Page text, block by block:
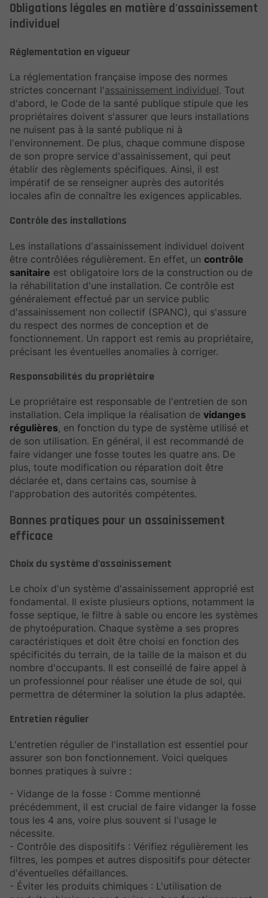
Obligations légales en matière d'assainissement
individuel
Réglementation en vigueur
La réglementation française impose des normes
strictes concernant l'assainissement individuel. Tout
d'abord, le Code de la santé publique stipule que les
propriétaires doivent s'assurer que leurs installations
ne nuisent pas à la santé publique ni à
l'environnement. De plus, chaque commune dispose
de son propre service d'assainissement, qui peut
établir des règlements spécifiques. Ainsi, il est
impératif de se renseigner auprès des autorités
locales afin de connaître les exigences applicables.
Contrôle des installations
Les installations d'assainissement individuel doivent
être contrôlées régulièrement. En effet, un contrôle
sanitaire est obligatoire lors de la construction ou de
la réhabilitation d'une installation. Ce contrôle est
généralement effectué par un service public
d'assainissement non collectif (SPANC), qui s'assure
du respect des normes de conception et de
fonctionnement. Un rapport est remis au propriétaire,
précisant les éventuelles anomalies à corriger.
Responsabilités du propriétaire
Le propriétaire est responsable de l'entretien de son
installation. Cela implique la réalisation de vidanges
régulières, en fonction du type de système utilisé et
de son utilisation. En général, il est recommandé de
faire vidanger une fosse toutes les quatre ans. De
plus, toute modification ou réparation doit être
déclarée et, dans certains cas, soumise à
l'approbation des autorités compétentes.
Bonnes pratiques pour un assainissement
efficace
Choix du système d'assainissement
Le choix d'un système d'assainissement approprié est
fondamental. Il existe plusieurs options, notamment la
fosse septique, le filtre à sable ou encore les systèmes
de phytoépuration. Chaque système a ses propres
caractéristiques et doit être choisi en fonction des
spécificités du terrain, de la taille de la maison et du
nombre d'occupants. Il est conseillé de faire appel à
un professionnel pour réaliser une étude de sol, qui
permettra de déterminer la solution la plus adaptée.
Entretien régulier
L'entretien régulier de l'installation est essentiel pour
assurer son bon fonctionnement. Voici quelques
bonnes pratiques à suivre :
- Vidange de la fosse : Comme mentionné
précédemment, il est crucial de faire vidanger la fosse
tous les 4 ans, voire plus souvent si l'usage le
nécessite.
- Contrôle des dispositifs : Vérifiez régulièrement les
filtres, les pompes et autres dispositifs pour détecter
d'éventuelles défaillances.
- Éviter les produits chimiques : L'utilisation de